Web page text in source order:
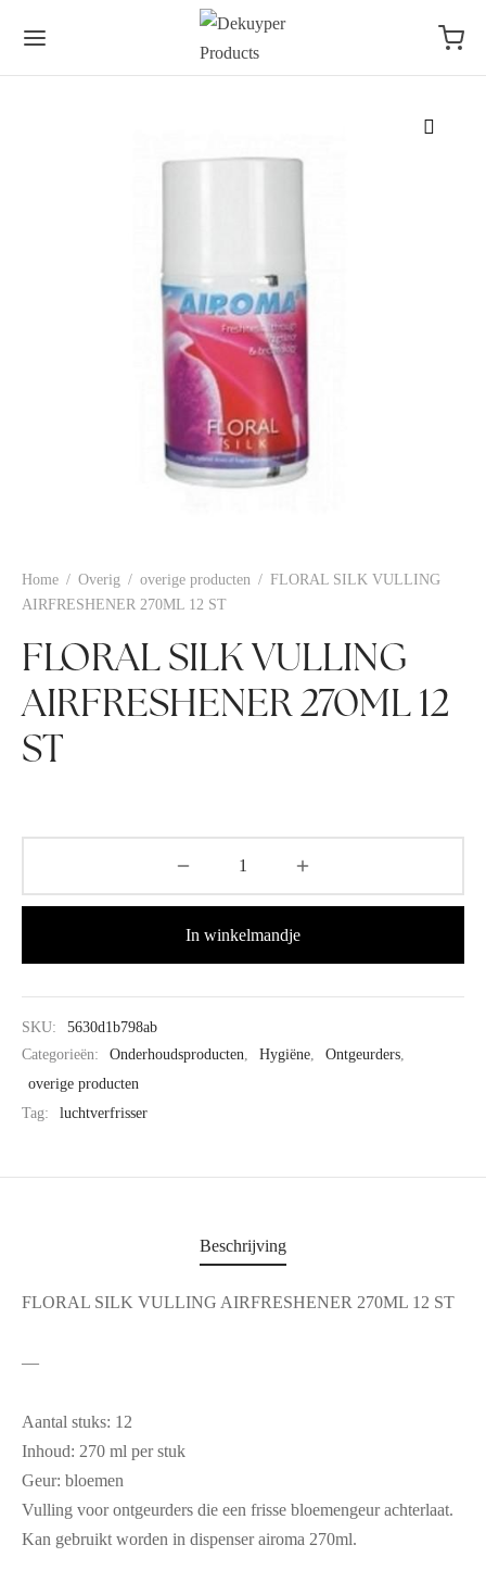
Home / Overig / overige producten / FLORAL SILK VULLING
AIRFRESHENER 270ML 12 ST
FLORAL SILK VULLING
AIRFRESHENER 270ML 12
ST
In winkelmandje
SKU:
5630d1b798ab
Categorieën:
Onderhoudsproducten, Hygiëne, Ontgeurders,
overige producten
Tag:
luchtverfrisser
Beschrijving
FLORAL SILK VULLING AIRFRESHENER 270ML 12 ST
—
Aantal stuks: 12
Inhoud: 270 ml per stuk
Geur: bloemen
Vulling voor ontgeurders die een frisse bloemengeur achterlaat.
Kan gebruikt worden in dispenser airoma 270ml.